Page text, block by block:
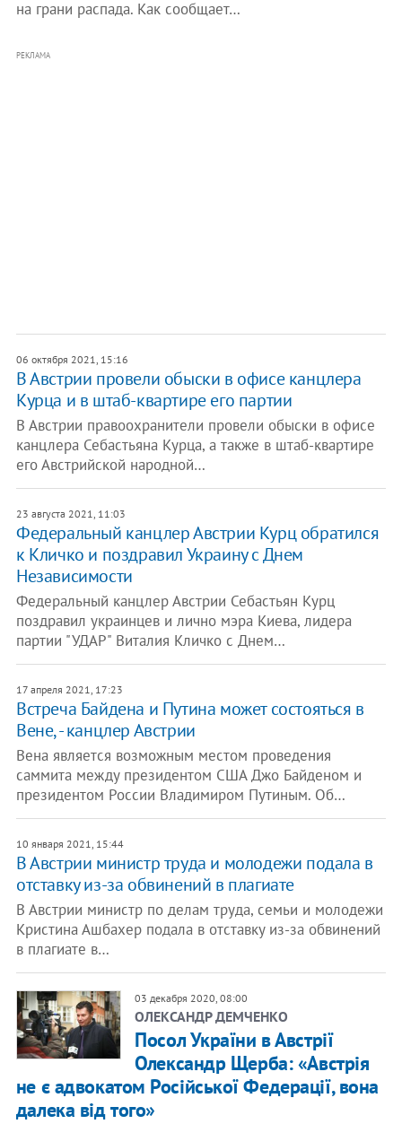
на грани распада. Как сообщает…
РЕКЛАМА
06 октября 2021, 15:16
В Австрии провели обыски в офисе канцлера
Курца и в штаб-квартире его партии
В Австрии правоохранители провели обыски в офисе
канцлера Себастьяна Курца, а также в штаб-квартире
его Австрийской народной…
23 августа 2021, 11:03
Федеральный канцлер Австрии Курц обратился
к Кличко и поздравил Украину с Днем
Независимости
Федеральный канцлер Австрии Себастьян Курц
поздравил украинцев и лично мэра Киева, лидера
партии "УДАР" Виталия Кличко с Днем…
17 апреля 2021, 17:23
Встреча Байдена и Путина может состояться в
Вене, - канцлер Австрии
Вена является возможным местом проведения
саммита между президентом США Джо Байденом и
президентом России Владимиром Путиным. Об…
10 января 2021, 15:44
В Австрии министр труда и молодежи подала в
отставку из-за обвинений в плагиате
В Австрии министр по делам труда, семьи и молодежи
Кристина Ашбахер подала в отставку из-за обвинений
в плагиате в…
03 декабря 2020, 08:00
ОЛЕКСАНДР ДЕМЧЕНКО
Посол України в Австрії
Олександр Щерба: «Австрія
не є адвокатом Російської Федерації, вона
далека від того»